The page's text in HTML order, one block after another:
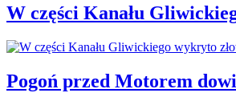
W części Kanału
Pogoń przed Motorem